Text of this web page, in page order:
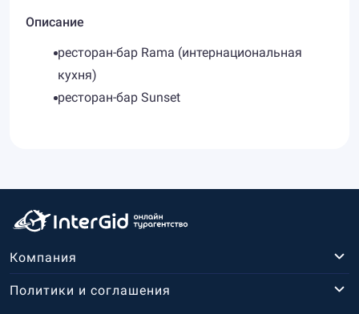
Описание
ресторан-бар Rama (интернациональная
кухня)
ресторан-бар Sunset
Компания
Политики и соглашения